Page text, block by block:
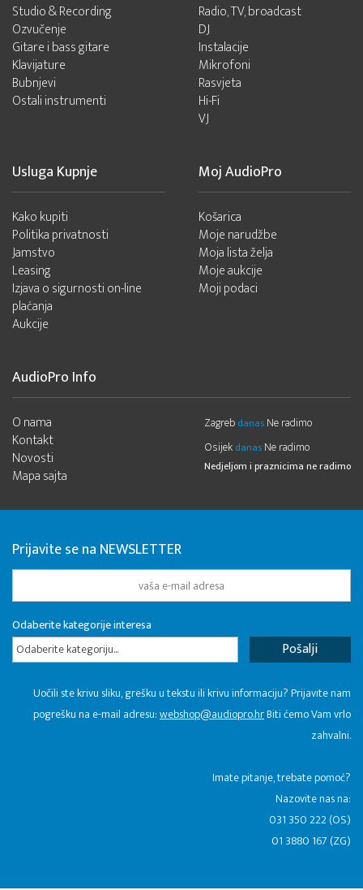
Studio & Recording
Ozvučenje
Gitare i bass gitare
Klavijature
Bubnjevi
Ostali instrumenti
Radio, TV, broadcast
DJ
Instalacije
Mikrofoni
Rasvjeta
Hi-Fi
VJ
Usluga Kupnje
Kako kupiti
Politika privatnosti
Jamstvo
Leasing
Izjava o sigurnosti on-line
plaćanja
Aukcije
Moj AudioPro
Košarica
Moje narudžbe
Moja lista želja
Moje aukcije
Moji podaci
AudioPro Info
O nama
Kontakt
Novosti
Mapa sajta
Zagreb danas Ne radimo
Osijek danas Ne radimo
Nedjeljom i praznicima ne radimo
Prijavite se na NEWSLETTER
Odaberite kategorije interesa
Odaberite kategoriju...
Uočili ste krivu sliku, grešku u tekstu ili krivu informaciju? Prijavite nam
pogrešku na e-mail adresu:webshop@audiopro.hrBiti ćemo Vam vrlo
zahvalni.
​Imate pitanje, trebate pomoć?
Nazovite nas na:
031 350 222 (OS)
01 3880 167 (ZG)